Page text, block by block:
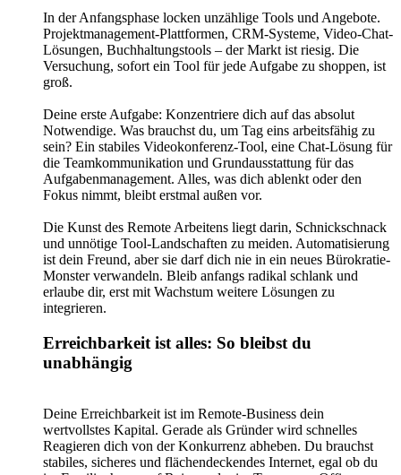
In der Anfangsphase locken unzählige Tools und Angebote.
Projektmanagement-Plattformen, CRM-Systeme, Video-Chat-
Lösungen, Buchhaltungstools – der Markt ist riesig. Die
Versuchung, sofort ein Tool für jede Aufgabe zu shoppen, ist
groß.
Deine erste Aufgabe: Konzentriere dich auf das absolut
Notwendige. Was brauchst du, um Tag eins arbeitsfähig zu
sein? Ein stabiles Videokonferenz-Tool, eine Chat-Lösung für
die Teamkommunikation und Grundausstattung für das
Aufgabenmanagement. Alles, was dich ablenkt oder den
Fokus nimmt, bleibt erstmal außen vor.
Die Kunst des Remote Arbeitens liegt darin, Schnickschnack
und unnötige Tool-Landschaften zu meiden. Automatisierung
ist dein Freund, aber sie darf dich nie in ein neues Bürokratie-
Monster verwandeln. Bleib anfangs radikal schlank und
erlaube dir, erst mit Wachstum weitere Lösungen zu
integrieren.
Erreichbarkeit ist alles: So bleibst du
unabhängig
Deine Erreichbarkeit ist im Remote-Business dein
wertvollstes Kapital. Gerade als Gründer wird schnelles
Reagieren dich von der Konkurrenz abheben. Du brauchst
stabiles, sicheres und flächendeckendes Internet, egal ob du